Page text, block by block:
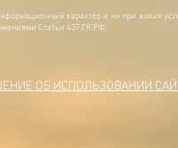
характер и ни при каких
Статьи 437 ГК РФ.
ОБ ИСПОЛЬЗОВАНИИ